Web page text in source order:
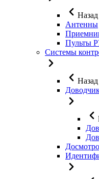
Назад
Антенны
Пульты
Системы
Назад